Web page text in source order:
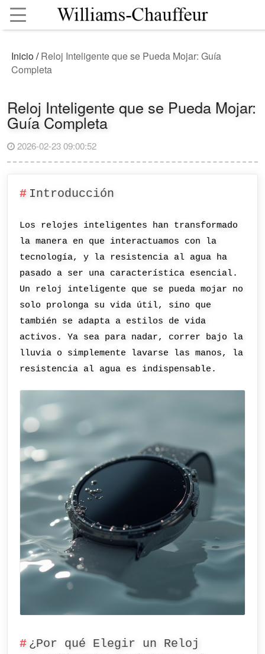
Inicio/Reloj Inteligente que se Pueda Mojar: Guía
Completa
Reloj Inteligente que se Pueda Mojar:
Guía Completa
2026-02-23 09:00:52
Introducción
Los relojes inteligentes han transformado
la manera en que interactuamos con la
tecnología, y la resistencia al agua ha
pasado a ser una característica esencial.
Un reloj inteligente que se pueda mojar no
solo prolonga su vida útil, sino que
también se adapta a estilos de vida
activos. Ya sea para nadar, correr bajo la
lluvia o simplemente lavarse las manos, la
resistencia al agua es indispensable.
¿Por qué Elegir un Reloj